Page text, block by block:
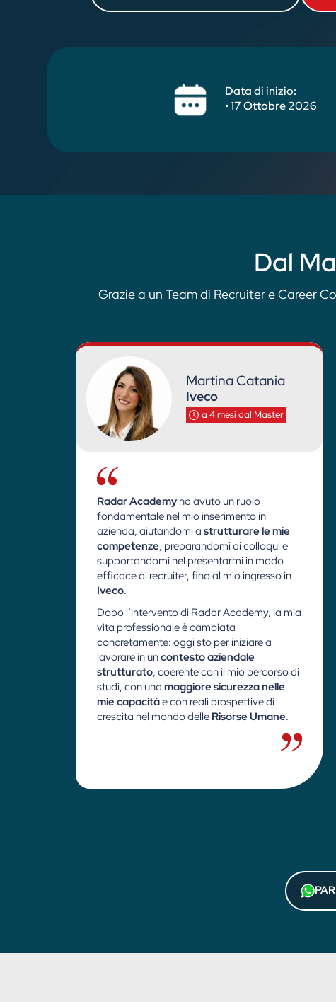
Data di inizio:
• 17 Ottobre 2026
Dal
Grazie a un Team di Recruiter e Career
Martina Catania
Iveco
a 4 mesi dal Master
Radar Academy ha avuto un ruolo
fondamentale nel mio inserimento in
azienda, aiutandomi a strutturare le mie
competenze, preparandomi ai colloqui e
supportandomi nel presentarmi in modo
efficace ai recruiter, fino al mio ingresso in
Iveco.
Dopo l’intervento di Radar Academy, la mia
vita professionale è cambiata
concretamente: oggi sto per iniziare a
lavorare in uncontesto aziendale
strutturato, coerente con il mio percorso di
studi, con una maggiore sicurezza nelle
mie capacitàe con reali prospettive di
crescita nel mondo delle Risorse Umane.